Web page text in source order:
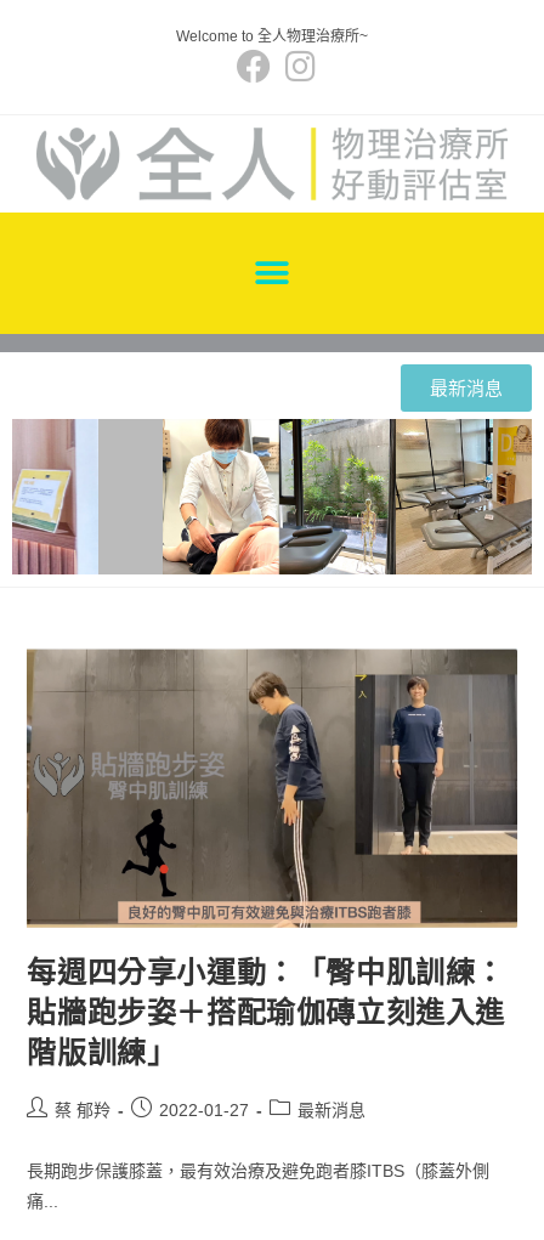
Welcome to 全人物理治療所~
最新消息
每週四分享小運動：「臀中肌訓練：
貼牆跑步姿＋搭配瑜伽磚立刻進入進
階版訓練」
蔡 郁羚 2022-01-27 最新消息
長期跑步保護膝蓋，最有效治療及避免跑者膝ITBS（膝蓋外側
痛...